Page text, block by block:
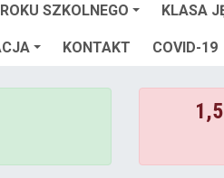
SZKOLNEGO KLASA
KONTAKT COVID-19